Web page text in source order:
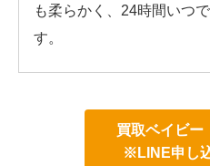
も柔らかく、24時間いつ
す。
買取ベイビー
※LINE申し